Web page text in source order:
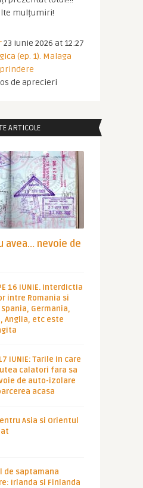
mulțumiri!
23 iunie 2026 at 12:27
(ep. 1). Malaga
de aprecieri
ARTICOLE
avea… nevoie de
16 IUNIE. Interdictia
intre Romania si
Germania,
Anglia, etc este
IUNIE: Tarile in care
calatori fara sa
de auto-izolare
acasa
Asia si Orientul
de saptamana
Irlanda si Finlanda